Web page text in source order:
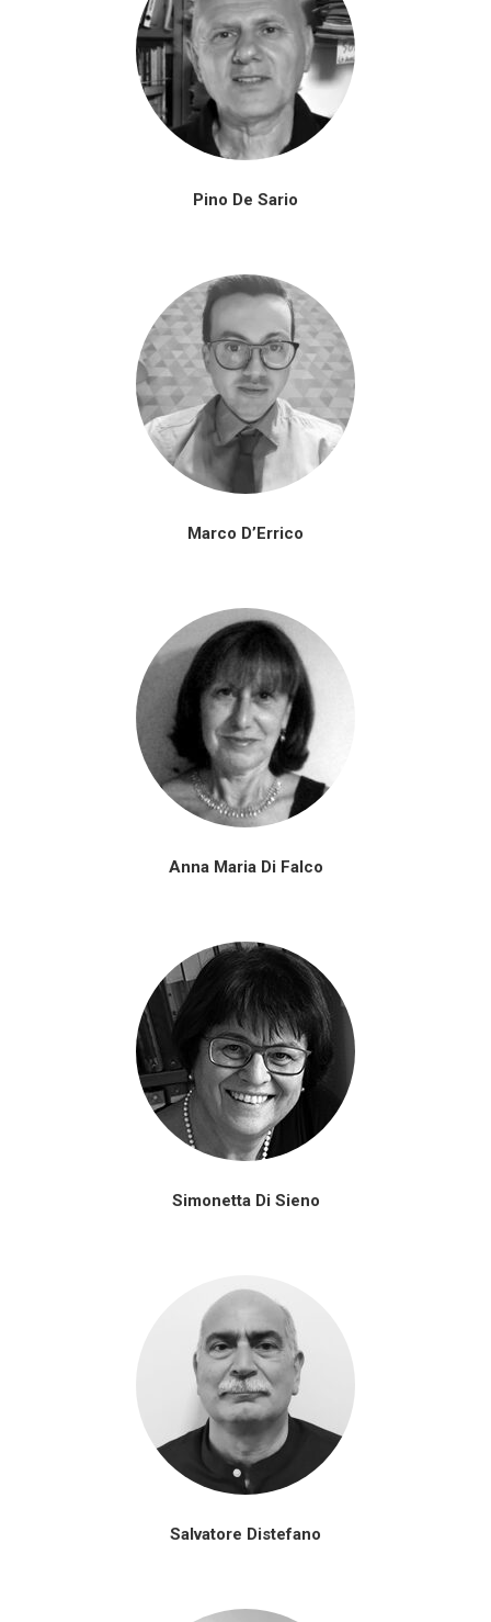
Pino De Sario
Marco D’Errico
Anna Maria Di Falco
Simonetta Di Sieno
Salvatore Distefano